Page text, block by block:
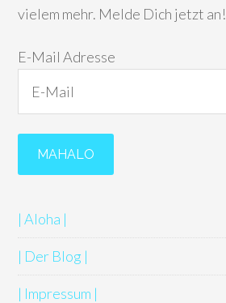
vielem mehr. Melde Dich jetzt an!
E-Mail Adresse
| Aloha |
| Der Blog |
| Impressum |